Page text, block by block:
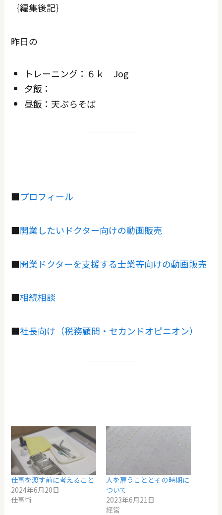
｛編集後記｝
昨日の
トレーニング：６ｋ Jog
夕飯：
昼飯：天ぷらそば
■プロフィール
■開業したいドクター向けの動画販売
■開業ドクターを支援する士業等向けの動画販売
■相続相談
■社長向け（税務顧問・セカンドオピニオン）
仕事を渡す前に考えること
2024年6月20日
仕事術
人を雇うこととその時期に
ついて
2023年6月21日
経営